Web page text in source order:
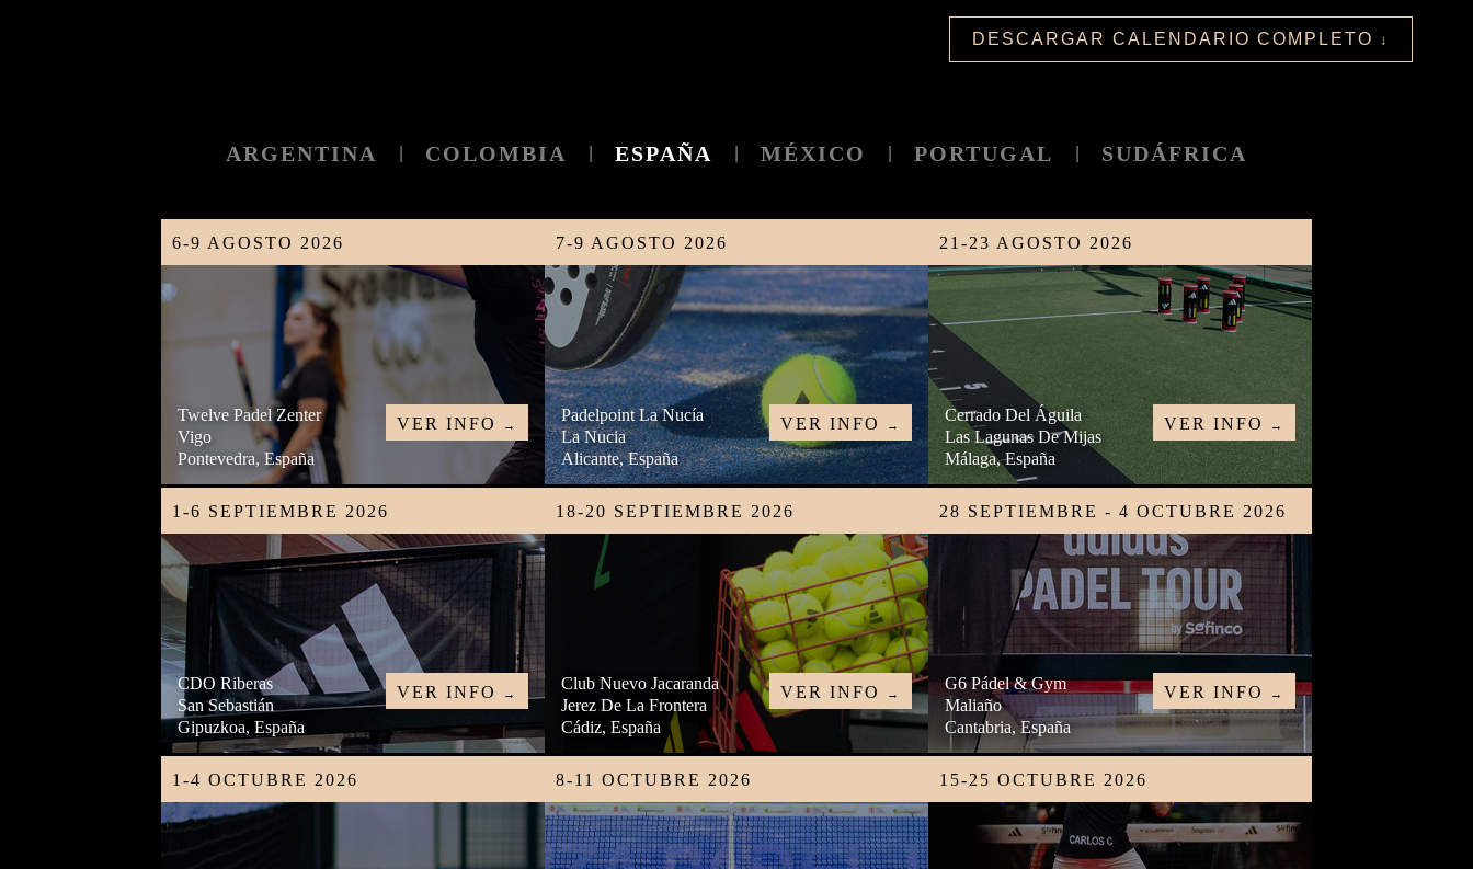
DESCARGAR CALENDARIO COMPLETO ↓
ARGENTINA COLOMBIA ESPAÑA MÉXICO PORTUGAL SUDÁFRICA
6-9 AGOSTO 2026
Twelve Padel Zenter
Vigo
Pontevedra, España
VER INFO →
7-9 AGOSTO 2026
Padelpoint La Nucía
La Nucia
Alicante, España
VER INFO →
21-23 AGOSTO 2026
Cerrado Del Águila
Las Lagunas De Mijas
Málaga, España
VER INFO →
1-6 SEPTIEMBRE 2026
CDO Riberas
San Sebastián
Gipuzkoa, España
VER INFO →
18-20 SEPTIEMBRE 2026
Club Nuevo Jacaranda
Jerez De La Frontera
Cádiz, España
VER INFO →
28 SEPTIEMBRE - 4 OCTUBRE 2026
G6 Pádel & Gym
Maliaño
Cantabria, España
VER INFO →
1-4 OCTUBRE 2026 8-11 OCTUBRE 2026 15-25 OCTUBRE 2026